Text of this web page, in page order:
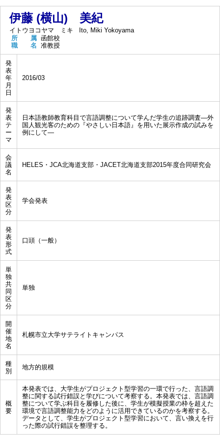
伊藤 (横山) 美紀
イトウヨコヤマ ミキ
Ito, Miki Yokoyama
所 属 函館校
職 名 准教授
発
表
年
月
日
2016/03
発
表
テ
ー
マ
日本語教師教育科目で言語調整について学んだ学生の追跡調査―外
国人観光客のための『やさしい日本語』を用いた展示作成の試みを
例にして―
会
議
名
HELES・JCA北海道支部・JACET北海道支部2015年度合同研究会
発
表
区
分
学会発表
発
表
形
式
口頭（一般）
単
独
共
同
区
分
単独
開
催
地
名
札幌市立大学サテライトキャンパス
種
別
地方的規模
概
要
本発表では、大学生がプロジェクト型学習の一環で行った、言語調
整に関する試行錯誤と学びについて考察する。本発表では、言語調
整について学ぶ科目を履修した後に、学生が模擬授業の枠を超えた
環境で言語調整能力をどのように活用できているのかを考察する。
データとして、学生がプロジェクト型学習において、言い換えを行
った際の試行錯誤を整理する。